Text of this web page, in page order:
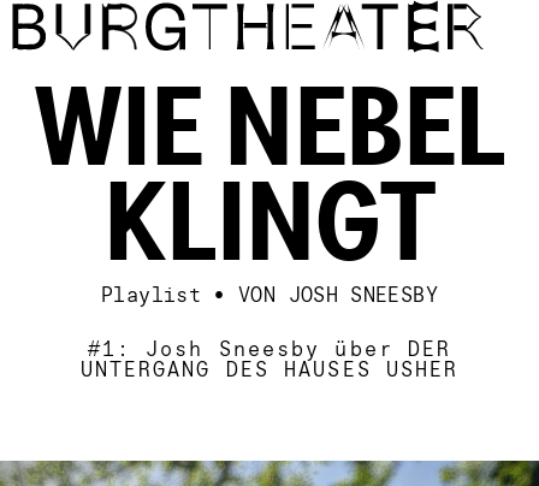
Direkt zum Inhalt
WIE NEBEL
KLINGT
Playlist • VON JOSH SNEESBY
#1: Josh Sneesby über DER
UNTERGANG DES HAUSES USHER